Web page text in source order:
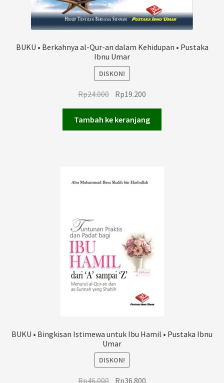
BUKU • Berkahnya al-Qur-an dalam Kehidupan • Pustaka
Ibnu Umar
DISKON!
Rp24.000 Harga
adalah:
Rp24.000.
Rp19.200
ini
adalah:
Tambah ke keranjang
BUKU • Bingkisan Istimewa untuk Ibu Hamil • Pustaka Ibnu
Umar
DISKON!
Rp46.000 Harga
Rp36.800